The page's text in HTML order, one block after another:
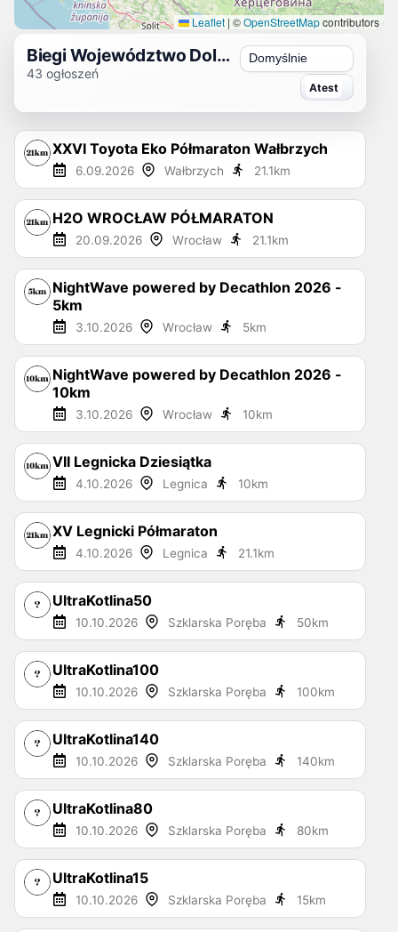
Biegi Województwo Dolnośląskie 2026
43 ogłoszeń Sortuj
XXVI Toyota Eko Półmaraton Wałbrzych
6.09.2026 Wałbrzych 21.1km
H2O WROCŁAW PÓŁMARATON
20.09.2026 Wrocław 21.1km
NightWave powered by Decathlon 2026 -
5km
3.10.2026 Wrocław 5km
NightWave powered by Decathlon 2026 -
10km
3.10.2026 Wrocław 10km
VII Legnicka Dziesiątka
4.10.2026 Legnica 10km
XV Legnicki Półmaraton
4.10.2026 Legnica 21.1km
UltraKotlina50
10.10.2026 Szklarska Poręba 50km
UltraKotlina100
10.10.2026 Szklarska Poręba 100km
UltraKotlina140
10.10.2026 Szklarska Poręba 140km
UltraKotlina80
10.10.2026 Szklarska Poręba 80km
UltraKotlina15
10.10.2026 Szklarska Poręba 15km
Leaflet | ©OpenStreetMapcontributors